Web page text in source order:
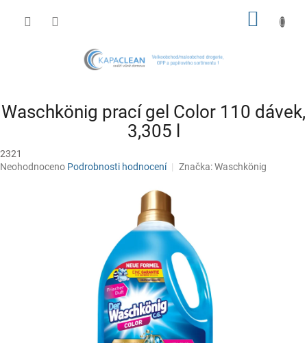
Waschkönig prací gel Color 110 dávek,
3,305 l
2321
Průměrné
Neohodnoceno Podrobnosti hodnocení Značka:Waschkönig